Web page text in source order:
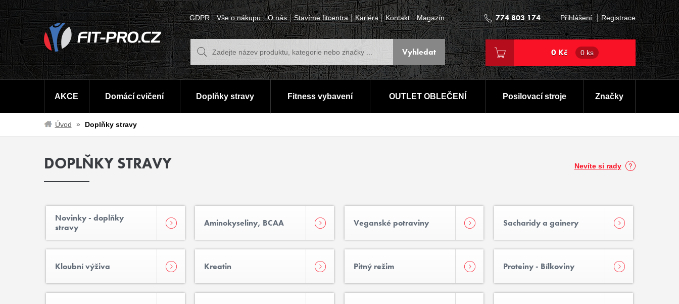
GDPR Vše o nákupu O nás Stavíme fitcentra Kariéra Kontakt Magazín 774 803 174 Přihlášení Registrace
0 Kč 0 ks
AKCE Domácí cvičení Doplňky stravy Fitness vybavení OUTLET OBLEČENÍ Posilovací stroje Značky
Úvod Doplňky stravy
DOPLŇKY STRAVY Nevíte si rady
Novinky - doplňky
stravy
Aminokyseliny, BCAA Veganské potraviny Sacharidy a gainery
Kloubní výživa Kreatin Pitný režim Proteiny - Bílkoviny